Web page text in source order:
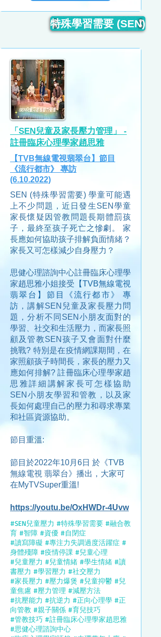
特殊學習需要 (SEN)
「SEN兒童及家長壓力管理」 -
註冊臨床心理學家趙思雅
【TVB無線電視翡翠台】節目
《流行都市》 專訪
(6.10.2022)
SEN (特殊學習需要) 學童可能遇
上不少問題，近日發生SEN學童
家長懷疑因管教問題長期體罰孩
子，最終至孩子死亡之慘劇。 家
長應如何協助孩子排解負面情緒？
家長又可怎樣減少自身壓力？
思健心理諮詢中心註冊臨床心理學
家趙思雅小姐接受 【TVB無線電視
翡翠台】節目
《流行都市》 專
訪 ，講解SEN兒童及家長壓力問
題，分析不同SEN小朋友面對的
學習、社交和生活壓力，而家長照
顧及管教SEN孩子又會面對什麼
挑戰? 特別是在疫情網課期間，在
家照顧孩子時間長，家長的壓力又
應如何排解? 註冊臨床心理學家趙
思雅詳細講解家長可怎樣協助
SEN小朋友學習和管教，以及家
長如何處理自己的壓力和尋求專業
和社區資源協助。
節目重溫:
節目於2022年10月6日 於《TVB
無線電視 翡翠台》播出，大家可
在MyTVSuper重溫!
https://youtu.be/OxHWDr-4Uvw
#SEN兒童壓力 #特殊學習需要 #融合教
育 #智障 #資優 #自閉症
#讀寫障礙 #專注力失調過度活躍症 #
身體殘障 #疫情停課 #兒童心理
#兒童壓力 #兒童情緒 #學生情緒 #讀
書壓力 #學習壓力 #社交壓力
#家長壓力 #壓力爆煲 #兒童抑鬱 #兒
童焦慮 #壓力管理 #減壓方法
#抗壓能力 #抗逆力 #正向心理學 #正
向管教 #親子關係 #育兒技巧
#管教技巧 #註冊臨床心理學家趙思雅
#思健心理諮詢中心